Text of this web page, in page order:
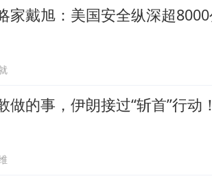
家戴旭：美国安全纵深超8000
做的事，伊朗接过“斩首”行动